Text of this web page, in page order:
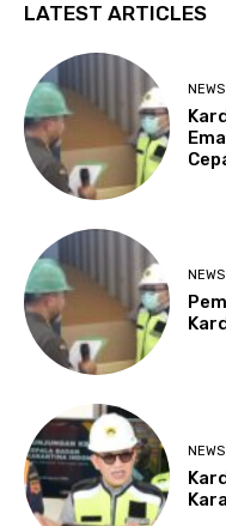
LATEST ARTICLES
NEWS
NEWS
NEWS